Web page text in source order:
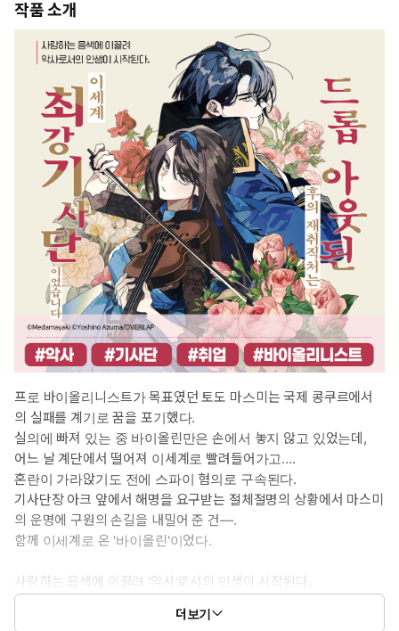
작품 소개
프로 바이올리니스트가 목표였던 토도 마스미는 국제 콩쿠르에서
의 실패를 계기로 꿈을 포기했다.
실의에 빠져 있는 중 바이올린만은 손에서 놓지 않고 있었는데,
어느 날 계단에서 떨어져 이세계로 빨려들어가고….
혼란이 가라앉기도 전에 스파이 혐의로 구속된다.
기사단장 아크 앞에서 해명을 요구받는 절체절명의 상황에서 마스미
의 운명에 구원의 손길을 내밀어 준 건―.
함께 이세계로 온 '바이올린'이었다.
사랑하는 음색에 이끌려 '악사'로서의 인생이 시작된다.
©Medamayaki ©Yoshino Azuma/OVERLAP
더보기